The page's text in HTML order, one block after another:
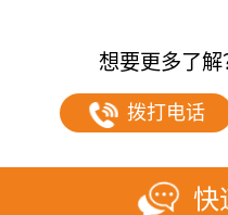
想要更多了
拨打电话
快